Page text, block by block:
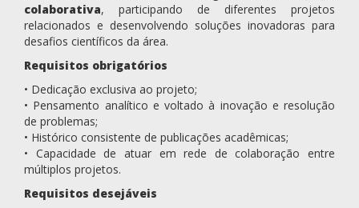
colaborativa, participando de diferentes projetos
relacionados e desenvolvendo soluções inovadoras para
desafios científicos da área.
Requisitos obrigatórios
• Dedicação exclusiva ao projeto;
• Pensamento analítico e voltado à inovação e resolução
de problemas;
• Histórico consistente de publicações acadêmicas;
• Capacidade de atuar em rede de colaboração entre
múltiplos projetos.
Requisitos desejáveis